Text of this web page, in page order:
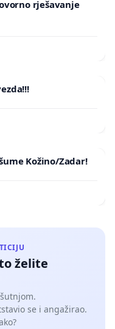
rješavanje
Kožino/Zadar!
želite
se i angažirao.